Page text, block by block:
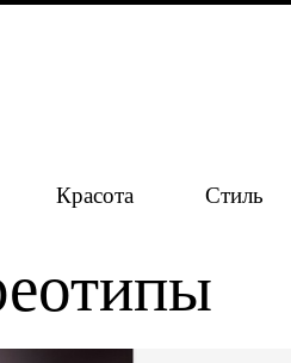
Красота Стиль